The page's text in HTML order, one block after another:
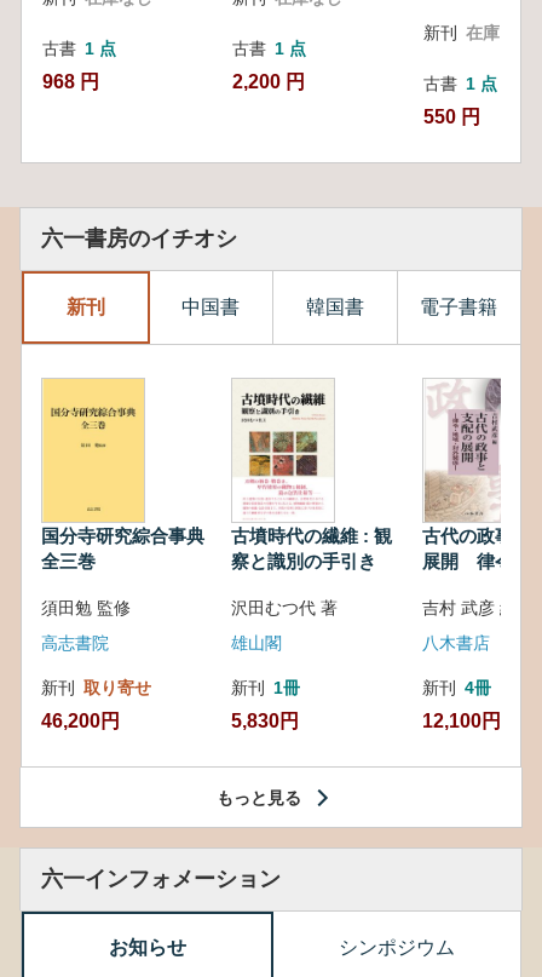
古書 1 点
968 円
古書 1 点
2,200 円
新刊 在庫なし
古書 1 点
550 円
六一書房のイチオシ
新刊 中国書 韓国書 電子書籍
国分寺研究綜合事典
全三巻
須田勉 監修
高志書院
新刊 取り寄せ
46,200円
古墳時代の繊維 : 観
察と識別の手引き
沢田むつ代 著
雄山閣
新刊 1冊
5,830円
古代の政事と
展開 律令・
吉村 武彦 編集
八木書店
新刊 4冊
12,100円
もっと見る
六一インフォメーション
お知らせ シンポジウム